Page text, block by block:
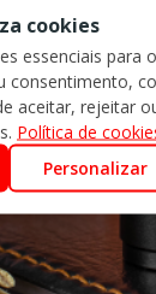
cookies
essenciais para
consentimento,
aceitar, rejeitar
Política de
Personalizar